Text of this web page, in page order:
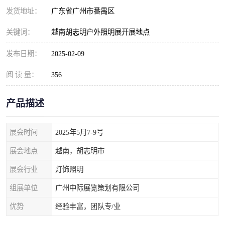
发货地址： 广东省广州市番禺区
关键词： 越南胡志明户外照明展开展地点
发布日期： 2025-02-09
阅 读 量： 356
产品描述
展会时间 2025年5月7-9号
展会地点 越南，胡志明市
展会行业 灯饰照明
组展单位 广州中际展览策划有限公司
优势 经验丰富，团队专/业